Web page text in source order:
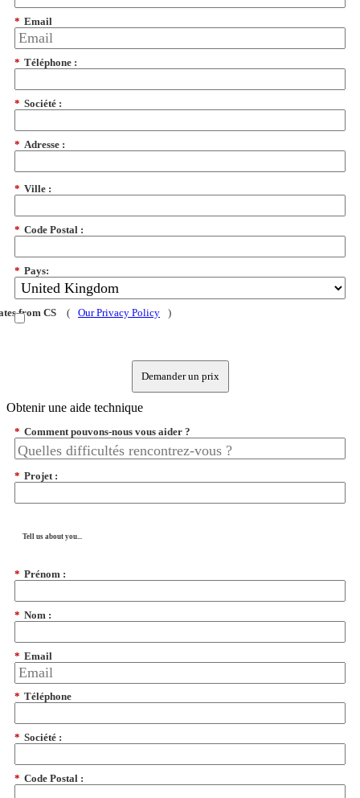
* Email
* Téléphone :
* Société :
* Adresse :
* Ville :
* Code Postal :
* Pays:
from CS ( Our Privacy Policy )
Demander un prix
Obtenir une aide technique
* Comment pouvons-nous vous aider ?
* Projet :
Tell us about you...
* Prénom :
* Nom :
* Email
* Téléphone
* Société :
* Code Postal :